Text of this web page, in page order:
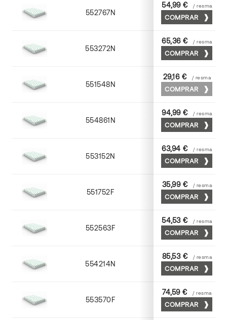
552767N 65 x 90
54,99 € / resma
COMPRAR
553272N 70 x 100
65,36 € / resma
COMPRAR
551548N 45 x 64
29,16 € / resma
COMPRAR
554861N 63 x 88
94,99 € / resma
COMPRAR
553152N 52 x 70
63,94 € / resma
COMPRAR
551752F 52 x 70
35,99 € / resma
COMPRAR
552563F 63 x 88
54,53 € / resma
COMPRAR
554214N 72 x 102
85,53 € / resma
COMPRAR
553570F 70 x 100
74,59 € / resma
COMPRAR